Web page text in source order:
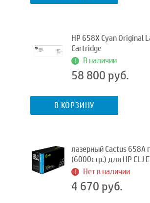
HP 658X Cyan Original
Cartridge
В наличии
58 800 руб.
В КОРЗИНУ
лазерный Cactus 658A
(6000стр.) для HP CLJ
Нет в наличии
4 670 руб.